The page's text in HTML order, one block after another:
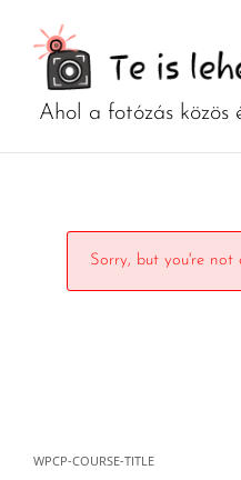
Sorry, but you're not
WPCP-COURSE-TITLE